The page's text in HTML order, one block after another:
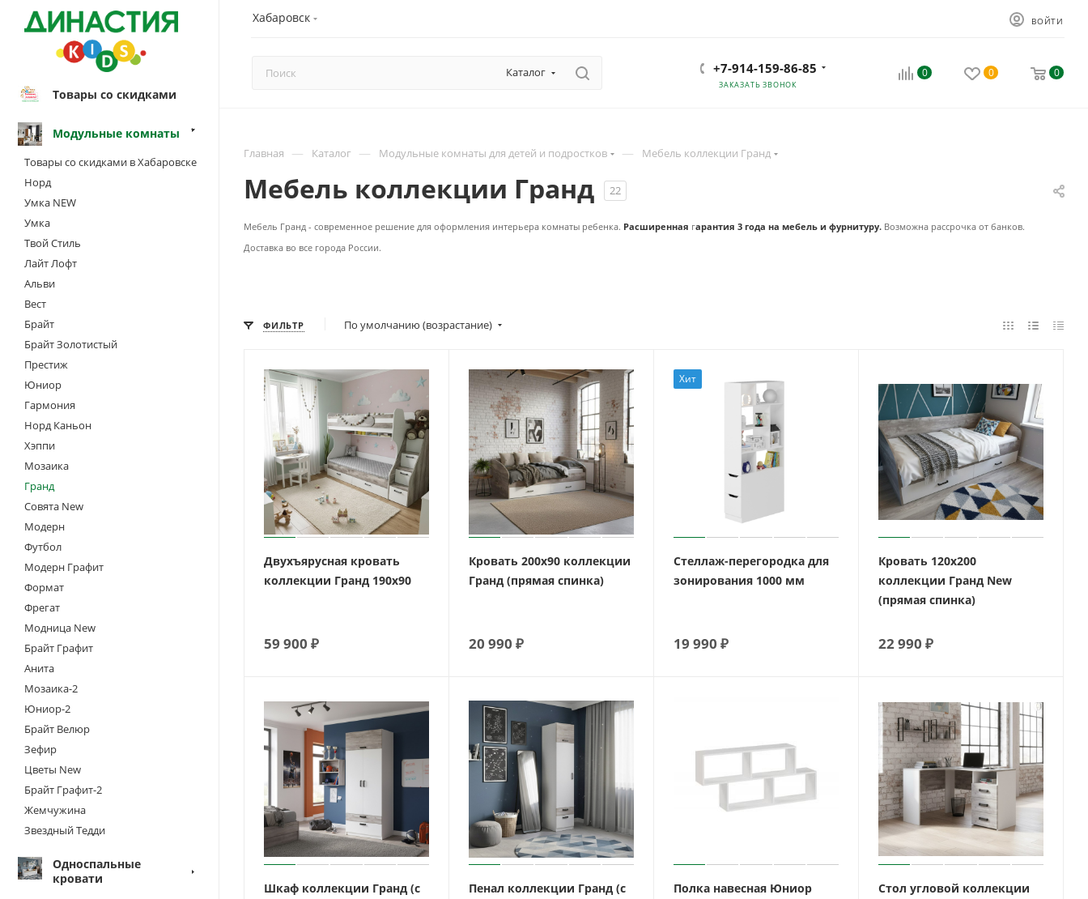
Хабаровск ВОЙТИ
Каталог +7-914-159-86-85
ЗАКАЗАТЬ ЗВОНОК
0 0 0
Товары со скидками
Модульные комнаты
Товары со скидками в Хабаровске
Норд
Умка NEW
Умка
Твой Стиль
Лайт Лофт
Альви
Вест
Брайт
Брайт Золотистый
Престиж
Юниор
Гармония
Норд Каньон
Хэппи
Мозаика
Гранд
Совята New
Модерн
Футбол
Модерн Графит
Формат
Фрегат
Модница New
Брайт Графит
Анита
Мозаика-2
Юниор-2
Брайт Велюр
Зефир
Цветы New
Брайт Графит-2
Жемчужина
Звездный Тедди
Односпальные
кровати
Главная — Каталог — Модульные комнаты для детей и подростков — Мебель коллекции Гранд
Мебель коллекции Гранд 22
Мебель Гранд - современное решение для оформления интерьера комнаты ребенка. Расширенная гарантия 3 года на мебель и фурнитуру. Возможна рассрочка от банков.
Доставка во все города России.
ФИЛЬТР По умолчанию (возрастание)
Двухъярусная кровать
коллекции Гранд 190х90
59 900 ₽
Кровать 200х90 коллекции
Гранд (прямая спинка)
20 990 ₽
Хит
Стеллаж-перегородка для
зонирования 1000 мм
19 990 ₽
Кровать 120х200
коллекции Гранд New
(прямая спинка)
22 990 ₽
Шкаф коллекции Гранд (с
Пенал коллекции Гранд (с
Полка навесная Юниор
Стол угловой коллекции